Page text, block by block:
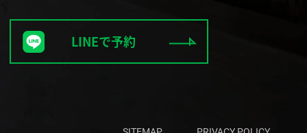
LINEで予約